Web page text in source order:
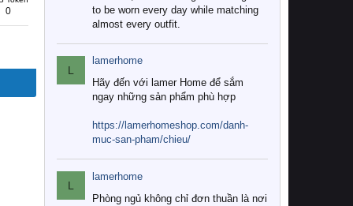
0
to be worn every day while matching
almost every outfit.
L
lamerhome
Hãy đến với lamer Home để sắm
ngay những sản phẩm phù hợp
https://lamerhomeshop.com/danh-
muc-san-pham/chieu/
L
lamerhome
Phòng ngủ không chỉ đơn thuần là nơi